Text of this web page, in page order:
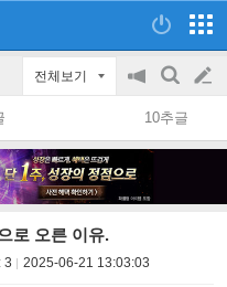
전체보기
공
지
on/off
검
색
글
쓰
10추글
로 오른 이유.
3 2025-06-21 13:03:03